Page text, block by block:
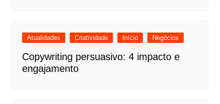
Atualidades Criatividade Início Negócios
Copywriting persuasivo: 4 impacto e
engajamento